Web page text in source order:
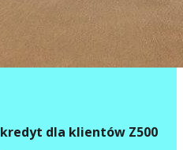
kredyt dla klientów Z500